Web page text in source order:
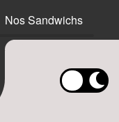
Nos Sandwichs